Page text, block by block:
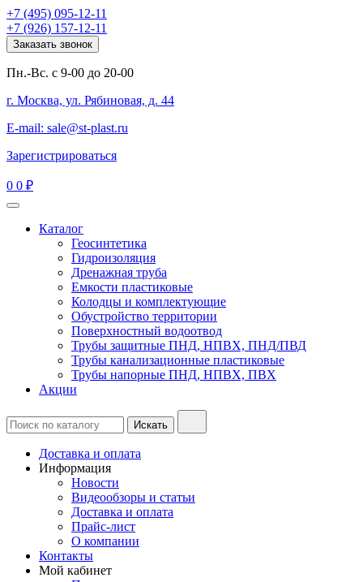
+7 (495) 095-12-11
+7 (926) 157-12-11
Заказать звонок
Пн.-Вс. с 9-00 до 20-00
г. Москва, ул. Рябиновая, д. 44
E-mail: sale@st-plast.ru
Зарегистрироваться
0 0 ₽
Каталог
Геосинтетика
Гидроизоляция
Дренажная труба
Емкости пластиковые
Колодцы и комплектующие
Обустройство территории
Поверхностный водоотвод
Трубы защитные ПНД, НПВХ, ПНД/ПВД
Трубы канализационные пластиковые
Трубы напорные ПНД, НПВХ, ПВХ
Акции
Доставка и оплата
Информация
Новости
Видеообзоры и статьи
Доставка и оплата
Прайс-лист
О компании
Контакты
Мой кабинет